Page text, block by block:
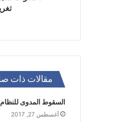
مقالات ذات
السقوط المدوى
أغسطس 27, 2017